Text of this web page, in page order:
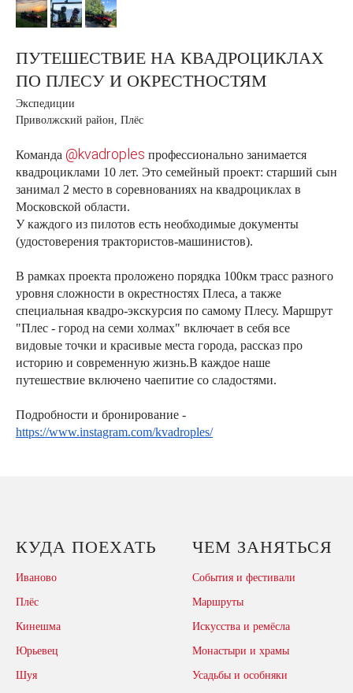
ПУТЕШЕСТВИЕ НА КВАДРОЦИКЛАХ
ПО ПЛЕСУ И ОКРЕСТНОСТЯМ
Экспедиции
Приволжский район, Плёс
Команда @kvadroples профессионально занимается
квадроциклами 10 лет. Это семейный проект: старший сын
занимал 2 место в соревнованиях на квадроциклах в
Московской области.
У каждого из пилотов есть необходимые документы
(удостоверения трактористов-машинистов).
В рамках проекта проложено порядка 100км трасс разного
уровня сложности в окрестностях Плеса, а также
специальная квадро-экскурсия по самому Плесу. Маршрут
"Плес - город на семи холмах" включает в себя все
видовые точки и красивые места города, рассказ про
историю и современную жизнь.В каждое наше
путешествие включено чаепитие со сладостями.
Подробности и бронирование -
https://www.instagram.com/kvadroples/
КУДА ПОЕХАТЬ
Иваново
Плёс
Кинешма
Юрьевец
Шуя
ЧЕМ ЗАНЯТЬСЯ
События и фестивали
Маршруты
Искусства и ремёсла
Монастыри и храмы
Усадьбы и особняки